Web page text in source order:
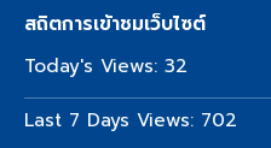
สถิตการเข้าชมเว็บไซต์
Today's Views: 32
Last 7 Days Views: 702